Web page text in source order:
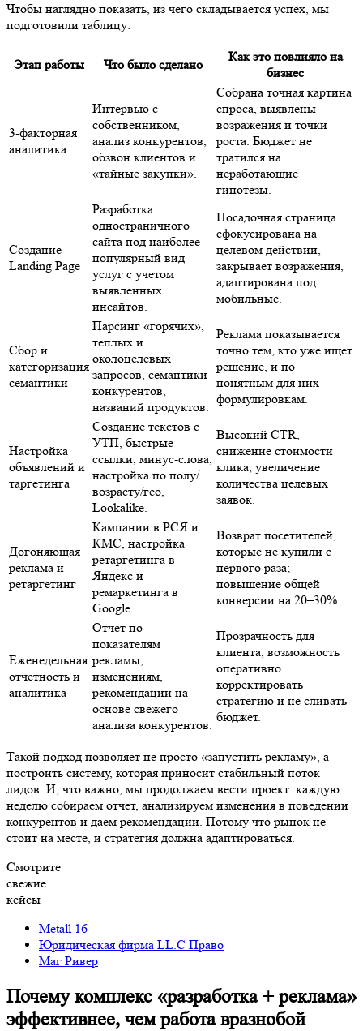
Чтобы наглядно показать, из чего складывается успех, мы
подготовили таблицу:
Этап работы Что было сделано
Как это повлияло на
бизнес
3-факторная
аналитика
Интервью с
собственником,
анализ конкурентов,
обзвон клиентов и
«тайные закупки».
Собрана точная картина
спроса, выявлены
возражения и точки
роста. Бюджет не
тратился на
неработающие
гипотезы.
Создание
Landing Page
Разработка
одностраничного
сайта под наиболее
популярный вид
услуг с учетом
выявленных
инсайтов.
Посадочная страница
сфокусирована на
целевом действии,
закрывает возражения,
адаптирована под
мобильные.
Сбор и
категоризация
семантики
Парсинг «горячих»,
теплых и
околоцелевых
запросов, семантики
конкурентов,
названий продуктов.
Реклама показывается
точно тем, кто уже ищет
решение, и по
понятным для них
формулировкам.
Настройка
объявлений и
таргетинга
Создание текстов с
УТП, быстрые
ссылки, минус-слова,
настройка по полу/
возрасту/гео,
Lookalike.
Высокий CTR,
снижение стоимости
клика, увеличение
количества целевых
заявок.
Догоняющая
реклама и
ретаргетинг
Кампании в РСЯ и
КМС, настройка
ретаргетинга в
Яндекс и
ремаркетинга в
Google.
Возврат посетителей,
которые не купили с
первого раза;
повышение общей
конверсии на 20–30%.
Еженедельная
отчетность и
аналитика
Отчет по
показателям
рекламы,
изменениям,
рекомендации на
основе свежего
анализа конкурентов.
Прозрачность для
клиента, возможность
оперативно
корректировать
стратегию и не сливать
бюджет.
Такой подход позволяет не просто «запустить рекламу», а
построить систему, которая приносит стабильный поток
лидов. И, что важно, мы продолжаем вести проект: каждую
неделю собираем отчет, анализируем изменения в поведении
конкурентов и даем рекомендации. Потому что рынок не
стоит на месте, и стратегия должна адаптироваться.
Смотрите
свежие
кейсы
Мetall 16
Юридическая фирма LL.C Право
Маг Ривер
Почему комплекс «разработка + реклама»
эффективнее, чем работа вразнобой